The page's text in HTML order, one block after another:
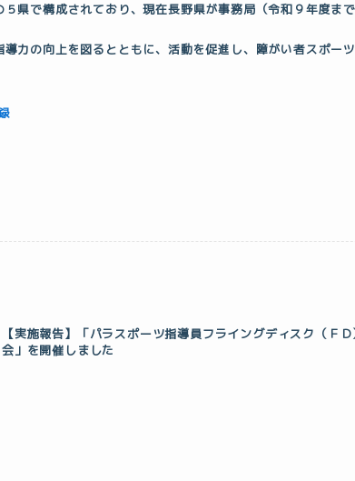
県で構成されており、現在長野県が事務局（令和９年度ま
力の向上を図るとともに、活動を促進し、障がい者スポー
【実施報告】「パラスポーツ指導員フライングディスク（Ｆ
会」を開催しました